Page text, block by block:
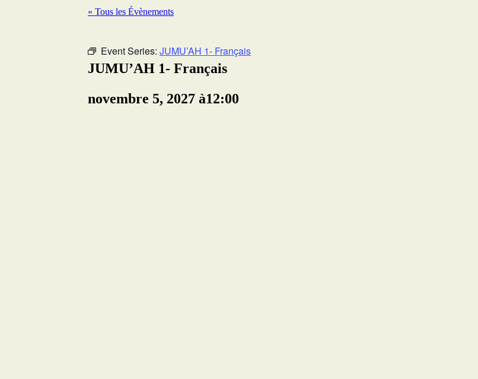
« Tous les Évènements
Event Series: JUMU’AH 1- Français
JUMU’AH 1- Français
novembre 5, 2027 à12:00